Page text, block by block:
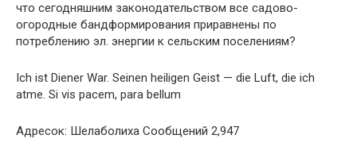
что сегодняшним законодательством все садово-
огородные бандформирования приравнены по
потреблению эл. энергии к сельским поселениям?
Ich ist Diener War. Seinen heiligen Geist — die Luft, die ich
atme. Si vis pacem, para bellum
Адресок: Шелаболиха Сообщений 2,947